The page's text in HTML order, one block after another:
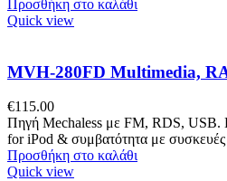
Προσθήκη στο καλάθι
Quick view
MVH-280FD Multimedia,
€115.00
Πηγή Mechaless με FM, RDS, USB.
for iPod & συμβατότητα με
Προσθήκη στο καλάθι
Quick view